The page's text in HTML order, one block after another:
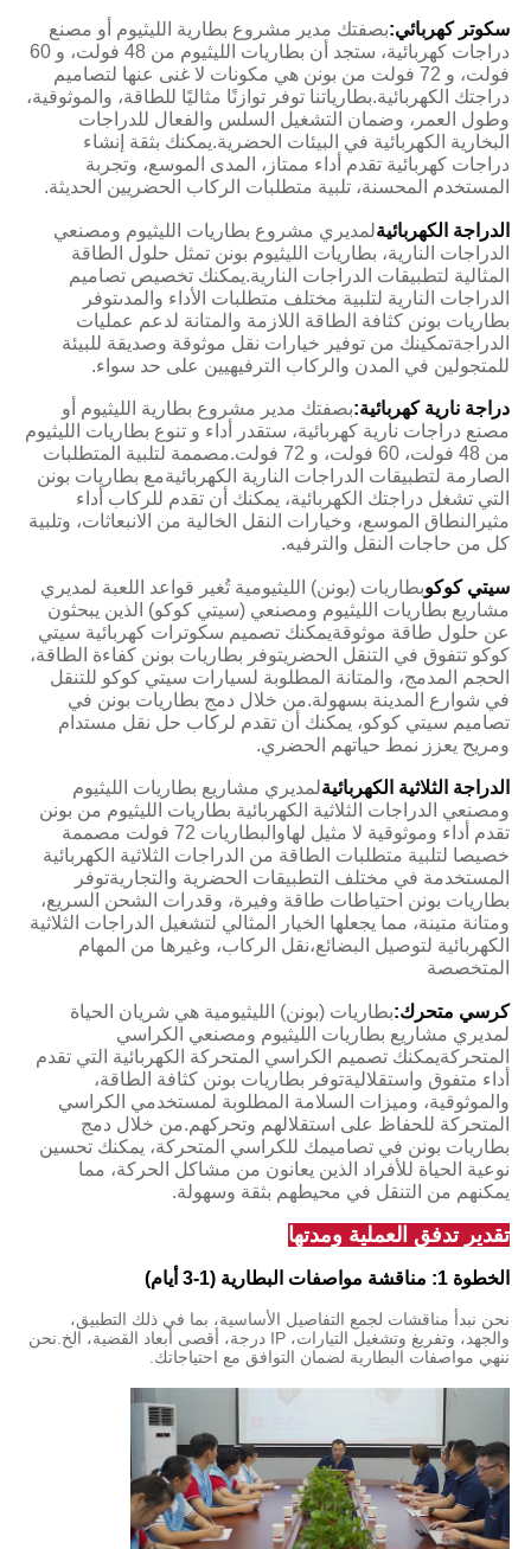
سكوتر كهربائي:بصفتك مدير مشروع بطارية الليثيوم أو مصنع
دراجات كهربائية، ستجد أن بطاريات الليثيوم من 48 فولت، و 60
فولت، و 72 فولت من بونن هي مكونات لا غنى عنها لتصاميم
دراجتك الكهربائية.بطارياتنا توفر توازنًا مثاليًا للطاقة، والموثوقية،
وطول العمر، وضمان التشغيل السلس والفعال للدراجات
البخارية الكهربائية في البيئات الحضرية.يمكنك بثقة إنشاء
دراجات كهربائية تقدم أداء ممتاز، المدى الموسع، وتجربة
المستخدم المحسنة، تلبية متطلبات الركاب الحضريين الحديثة.
الدراجة الكهربائيةلمديري مشروع بطاريات الليثيوم ومصنعي
الدراجات النارية، بطاريات الليثيوم بونن تمثل حلول الطاقة
المثالية لتطبيقات الدراجات النارية.يمكنك تخصيص تصاميم
الدراجات النارية لتلبية مختلف متطلبات الأداء والمدىتوفر
بطاريات بونن كثافة الطاقة اللازمة والمتانة لدعم عمليات
الدراجةتمكينك من توفير خيارات نقل موثوقة وصديقة للبيئة
للمتجولين في المدن والركاب الترفيهيين على حد سواء.
دراجة نارية كهربائية:بصفتك مدير مشروع بطارية الليثيوم أو
مصنع دراجات نارية كهربائية، ستقدر أداء و تنوع بطاريات الليثيوم
من 48 فولت، 60 فولت، و 72 فولت.مصممة لتلبية المتطلبات
الصارمة لتطبيقات الدراجات النارية الكهربائيةمع بطاريات بونن
التي تشغل دراجتك الكهربائية، يمكنك أن تقدم للركاب أداء
مثيرالنطاق الموسع، وخيارات النقل الخالية من الانبعاثات، وتلبية
كل من حاجات النقل والترفيه.
سيتي كوكوبطاريات (بونن) الليثيومية تُغير قواعد اللعبة لمديري
مشاريع بطاريات الليثيوم ومصنعي (سيتي كوكو) الذين يبحثون
عن حلول طاقة موثوقةيمكنك تصميم سكوترات كهربائية سيتي
كوكو تتفوق في التنقل الحضريتوفر بطاريات بونن كفاءة الطاقة،
الحجم المدمج، والمتانة المطلوبة لسيارات سيتي كوكو للتنقل
في شوارع المدينة بسهولة.من خلال دمج بطاريات بونن في
تصاميم سيتي كوكو، يمكنك أن تقدم لركاب حل نقل مستدام
ومريح يعزز نمط حياتهم الحضري.
الدراجة الثلاثية الكهربائيةلمديري مشاريع بطاريات الليثيوم
ومصنعي الدراجات الثلاثية الكهربائية بطاريات الليثيوم من بونن
تقدم أداء وموثوقية لا مثيل لهاوالبطاريات 72 فولت مصممة
خصيصا لتلبية متطلبات الطاقة من الدراجات الثلاثية الكهربائية
المستخدمة في مختلف التطبيقات الحضرية والتجاريةتوفر
بطاريات بونن احتياطات طاقة وفيرة، وقدرات الشحن السريع،
ومتانة متينة، مما يجعلها الخيار المثالي لتشغيل الدراجات الثلاثية
الكهربائية لتوصيل البضائع،نقل الركاب، وغيرها من المهام
المتخصصة
كرسي متحرك:بطاريات (بونن) الليثيومية هي شريان الحياة
لمديري مشاريع بطاريات الليثيوم ومصنعي الكراسي
المتحركةيمكنك تصميم الكراسي المتحركة الكهربائية التي تقدم
أداء متفوق واستقلاليةتوفر بطاريات بونن كثافة الطاقة،
والموثوقية، وميزات السلامة المطلوبة لمستخدمي الكراسي
المتحركة للحفاظ على استقلالهم وتحركهم.من خلال دمج
بطاريات بونن في تصاميمك للكراسي المتحركة، يمكنك تحسين
نوعية الحياة للأفراد الذين يعانون من مشاكل الحركة، مما
يمكنهم من التنقل في محيطهم بثقة وسهولة.
تقدير تدفق العملية ومدتها
الخطوة 1: مناقشة مواصفات البطارية (1-3 أيام)
نحن نبدأ مناقشات لجمع التفاصيل الأساسية، بما في ذلك التطبيق،
والجهد، وتفريغ وتشغيل التيارات، IP درجة، أقصى أبعاد القضية، الخ.نحن
ننهي مواصفات البطارية لضمان التوافق مع احتياجاتك.